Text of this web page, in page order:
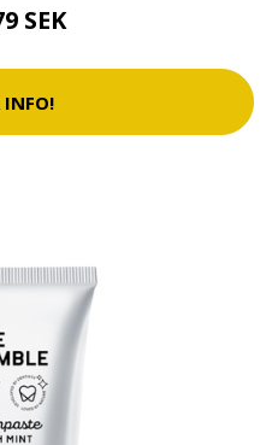
SEK
INFO!